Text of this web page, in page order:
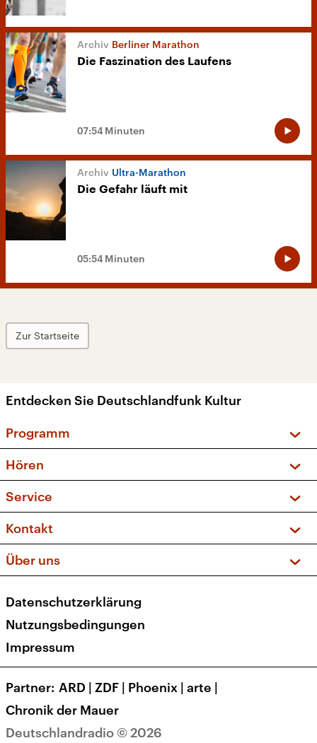
Berliner Marathon
Die Faszination des Laufens
07:54 Minuten
Ultra-Marathon
Die Gefahr läuft mit
05:54 Minuten
Zur Startseite
Entdecken Sie Deutschlandfunk Kultur
Programm
Sendungen und Podcasts
Musikliste
Kakadu – Das Kinderprogramm
Hören
Frequenzen (UKW + DAB+)
Service
FAQ
Apps
Newsletter
Veranstaltungen
Kontakt
Social Media
Über uns
Presse
Karriere
Transparenz
Deutschlandradio © 2026
Datenschutzerklärung
Nutzungsbedingungen
Impressum
Partner ARD | ZDF | Phoenix | arte |
Chronik der Mauer